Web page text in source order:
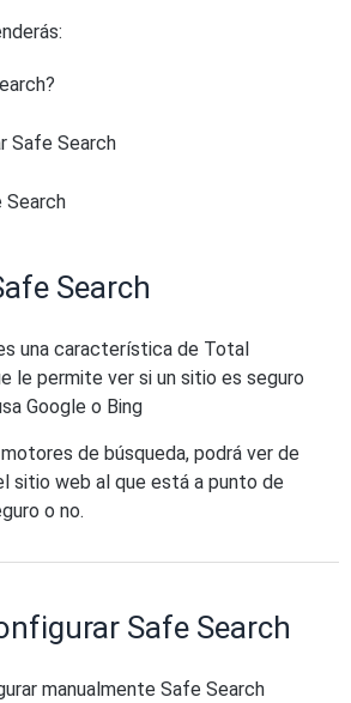
Safe Search
Search
Search
una característica de Total
le permite ver si un sitio es seguro
Google o Bing
de búsqueda, podrá ver de
sitio web al que está a punto de
o no.
Safe Search
manualmente Safe Search